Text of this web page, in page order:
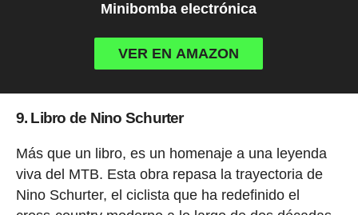
Minibomba electrónica
VER EN AMAZON
9. Libro de Nino Schurter
Más que un libro, es un homenaje a una leyenda
viva del MTB. Esta obra repasa la trayectoria de
Nino Schurter, el ciclista que ha redefinido el